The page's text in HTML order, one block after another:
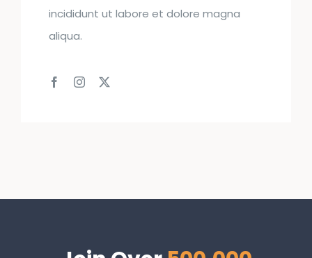
incididunt ut labore et dolore magna
aliqua.